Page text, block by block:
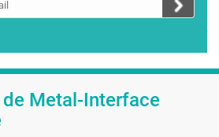
Metal-Interface